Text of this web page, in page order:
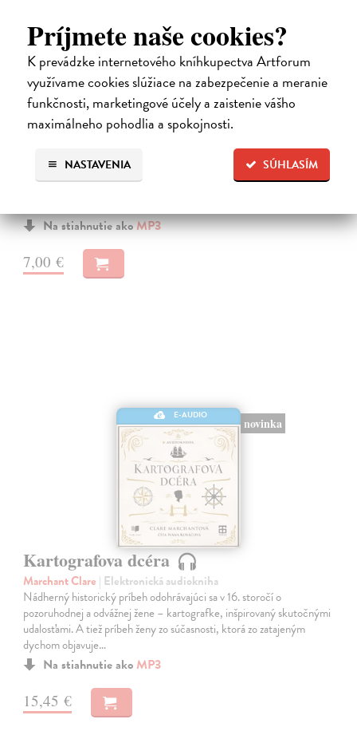
Príjmete naše cookies?
K prevádzke internetového kníhkupectva Artforum
využívame cookies slúžiace na zabezpečenie a meranie
funkčnosti, marketingové účely a zaistenie vášho
maximálneho pohodlia a spokojnosti.
SÚHLASÍM
NASTAVENIA
Premena
Notoricky známa poviedka Franza Kafku z roku 1915, v ktorej sa
obchodný cestujúci Gregor Samsa jedného rána prebudí v posteli ako
Na stiahnutie akoMP3
7,00 €
E-AUDIO
novinka
Kartografova dcéra
Marchant Clare | Elektronická audiokniha
Nádherný historický príbeh odohrávajúci sa v 16. storočí o
pozoruhodnej a odvážnej žene – kartografke, inšpirovaný skutočnými
udalosťami. A tiež príbeh ženy zo súčasnosti, ktorá zo zatajeným
dychom objavuje…
Na stiahnutie ako MP3
15,45 €